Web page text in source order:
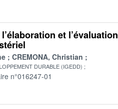
et l’évaluation
CREMONA, Christian
DURABLE (IGEDD)
n°016247-01